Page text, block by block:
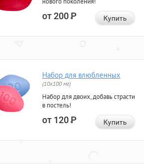
от 200Р Купить
Набор для влюбленных
(10х100 мг)
Набор для двоих, добавь страсти
в постель!
от 120Р Купить